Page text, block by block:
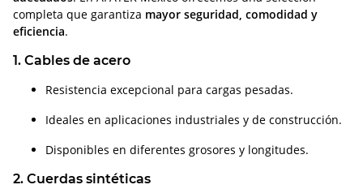
completa que garantiza mayor seguridad, comodidad y
eficiencia.
1. Cables de acero
Resistencia excepcional para cargas pesadas.
Ideales en aplicaciones industriales y de construcción.
Disponibles en diferentes grosores y longitudes.
2. Cuerdas sintéticas